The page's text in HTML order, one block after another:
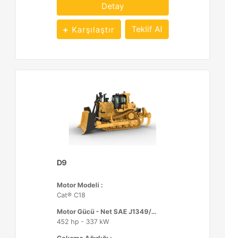
Detay
Karşılaştır Teklif Al
D9
Motor Modeli :
Cat® C18
Motor Gücü - Net SAE J1349/ISO 9249 :
452 hp - 337 kW